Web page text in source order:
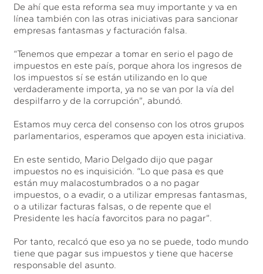
De ahí que esta reforma sea muy importante y va en
línea también con las otras iniciativas para sancionar
empresas fantasmas y facturación falsa.
“Tenemos que empezar a tomar en serio el pago de
impuestos en este país, porque ahora los ingresos de
los impuestos sí se están utilizando en lo que
verdaderamente importa, ya no se van por la vía del
despilfarro y de la corrupción”, abundó.
Estamos muy cerca del consenso con los otros grupos
parlamentarios, esperamos que apoyen esta iniciativa.
En este sentido, Mario Delgado dijo que pagar
impuestos no es inquisición. “Lo que pasa es que
están muy malacostumbrados o a no pagar
impuestos, o a evadir, o a utilizar empresas fantasmas,
o a utilizar facturas falsas, o de repente que el
Presidente les hacía favorcitos para no pagar”.
Por tanto, recalcó que eso ya no se puede, todo mundo
tiene que pagar sus impuestos y tiene que hacerse
responsable del asunto.